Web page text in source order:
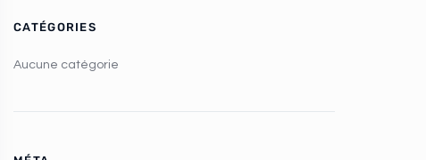
CATÉGORIES
Aucune catégorie